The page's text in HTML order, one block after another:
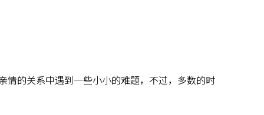
情的关系中遇到一些小小的难题，不过，多数的时